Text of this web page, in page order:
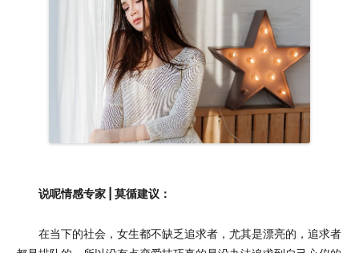
说呢情感专家 | 莫循建议：
在当下的社会，女生都不缺乏追求者，尤其是漂亮的，追求者